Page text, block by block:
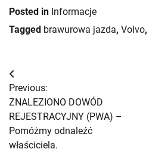
Posted in Informacje
Tagged brawurowa jazda, Volvo,
Nawigacja
wpisu
Previous:
ZNALEZIONO DOWÓD
REJESTRACYJNY (PWA) –
Pomóżmy odnaleźć
właściciela.